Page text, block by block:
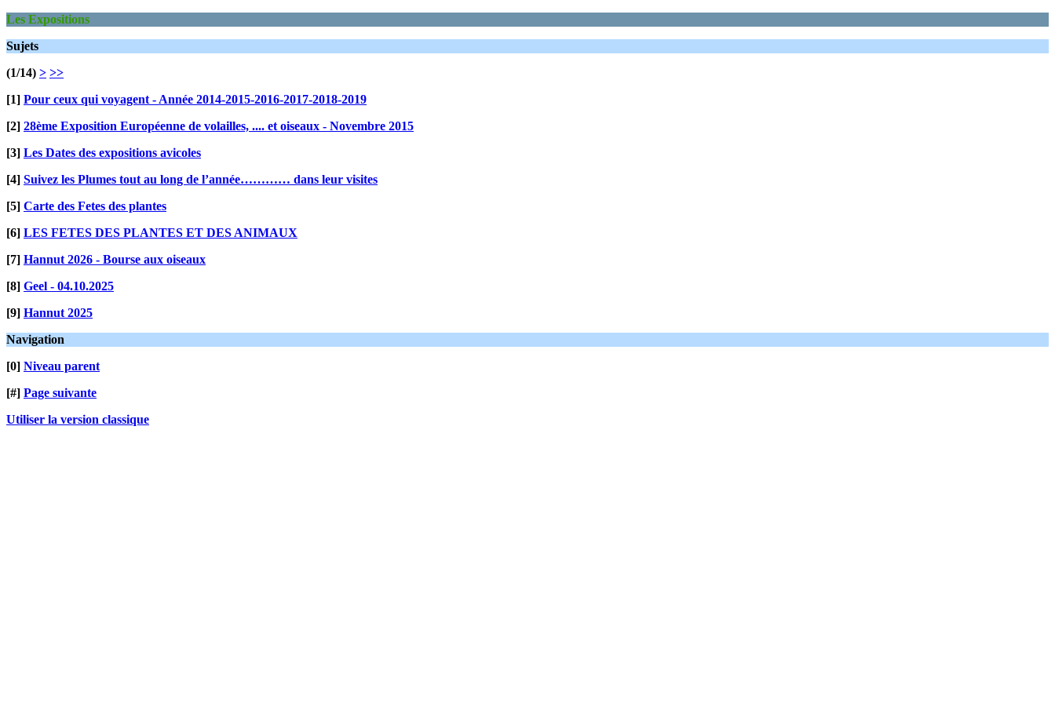
Les Expositions
Sujets
(1/14) > >>
[1] Pour ceux qui voyagent - Année 2014-2015-2016-2017-2018-2019
[2] 28ème Exposition Européenne de volailles, .... et oiseaux - Novembre 2015
[3] Les Dates des expositions avicoles
[4] Suivez les Plumes tout au long de l’année………… dans leur visites
[5] Carte des Fetes des plantes
[6] LES FETES DES PLANTES ET DES ANIMAUX
[7] Hannut 2026 - Bourse aux oiseaux
[8] Geel - 04.10.2025
[9] Hannut 2025
Navigation
[0] Niveau parent
[#] Page suivante
Utiliser la version classique